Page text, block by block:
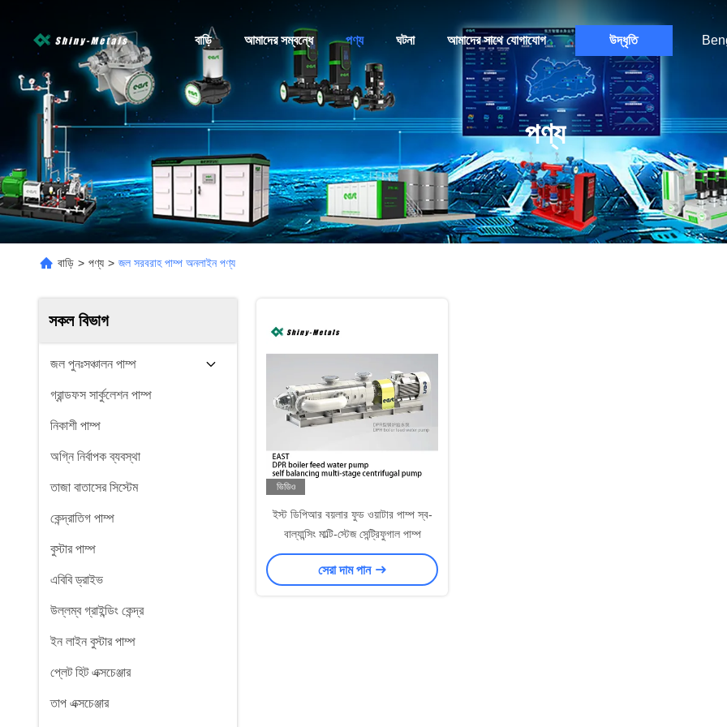
বাড়ি আমাদের সম্বন্ধে পণ্য ঘটনা আমাদের সাথে যোগাযোগ উদ্ধৃতি
পণ্য
বাড়ি > পণ্য > জল সরবরাহ পাম্প অনলাইন পণ্য
সকল বিভাগ
জল পুনঃসঞ্চালন পাম্প
গ্রান্ডফস সার্কুলেশন পাম্প
নিকাশী পাম্প
অগ্নি নির্বাপক ব্যবস্থা
তাজা বাতাসের সিস্টেম
কেন্দ্রাতিগ পাম্প
বুস্টার পাম্প
এবিবি ড্রাইভ
উল্লম্ব গ্রাইন্ডিং কেন্দ্র
ইন লাইন বুস্টার পাম্প
প্লেট হিট এক্সচেঞ্জার
তাপ এক্সচেঞ্জার
ভিডিও
ইস্ট ডিপিআর বয়লার ফুড ওয়াটার পাম্প স্ব-
বাল্যান্সিং মাল্টি-স্টেজ সেন্ট্রিফুগাল পাম্প
সেরা দাম পান